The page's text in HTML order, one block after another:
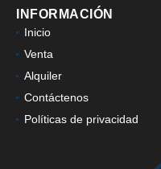
INFORMACIÓN
Inicio
Venta
Alquiler
Contáctenos
Políticas de privacidad